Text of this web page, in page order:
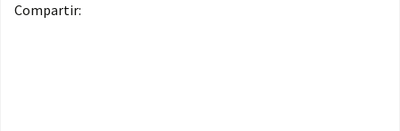
Compartir: